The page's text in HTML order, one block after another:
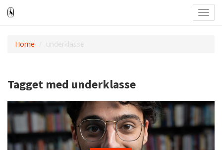
Home underklasse
Tagget med underklasse